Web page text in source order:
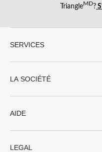
TriangleMD?
SERVICES
LA SOCIÉTÉ
AIDE
LEGAL